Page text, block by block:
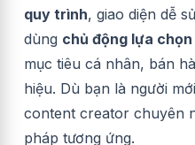
quy trình, giao diện dễ
dùng chủ động lựa
mục tiêu cá nhân, bán
hiệu. Dù bạn là người
content creator chuyên
pháp tương ứng.